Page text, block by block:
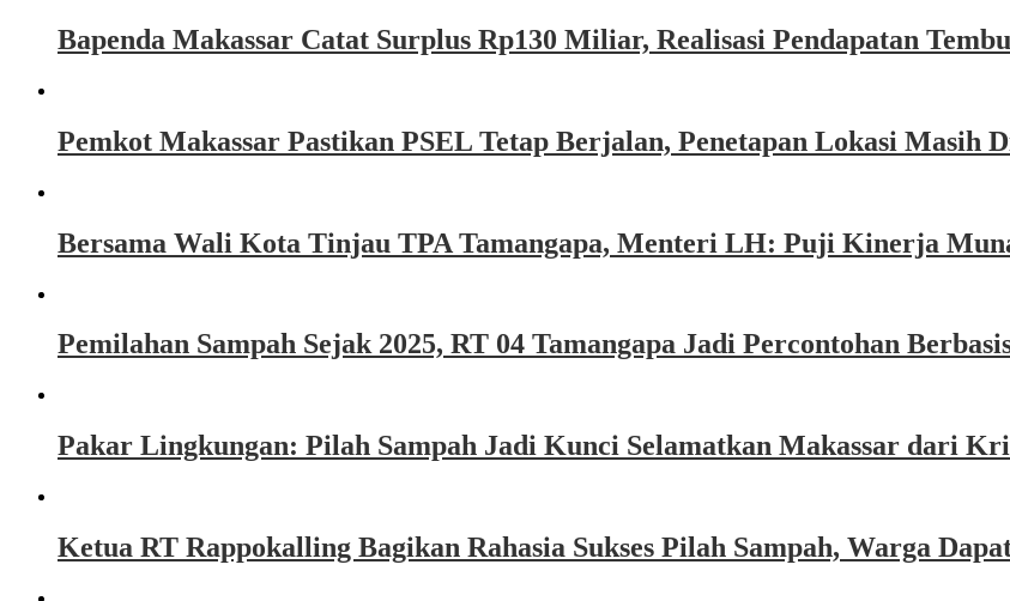
Bapenda Makassar Catat Surplus Rp130 Miliar, Realisasi Pendapatan
Pemkot Makassar Pastikan PSEL Tetap Berjalan, Penetapan Lokasi Masih
Bersama Wali Kota Tinjau TPA Tamangapa, Menteri LH: Puji Kinerja
Pemilahan Sampah Sejak 2025, RT 04 Tamangapa Jadi Percontohan
Pakar Lingkungan: Pilah Sampah Jadi Kunci Selamatkan Makassar dari
Ketua RT Rappokalling Bagikan Rahasia Sukses Pilah Sampah, Warga